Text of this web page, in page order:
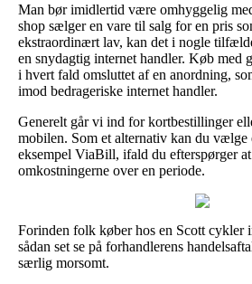
Man bør imidlertid være omhyggelig
shop sælger en vare til salg for en pris
ekstraordinært lav, kan det i nogle
en snydagtig internet handler. Køb med
i hvert fald omsluttet af en anordning,
imod bedrageriske internet handler.
Generelt går vi ind for kortbestillinger
mobilen. Som et alternativ kan du vælge
eksempel ViaBill, ifald du efterspørger
omkostningerne over en periode.
Forinden folk køber hos en Scott cykler
sådan set se på forhandlerens
særlig morsomt.